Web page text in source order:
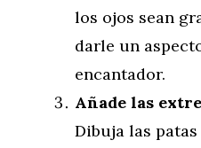
los ojos sean
darle un
encantador.
Añade las
Dibuja las